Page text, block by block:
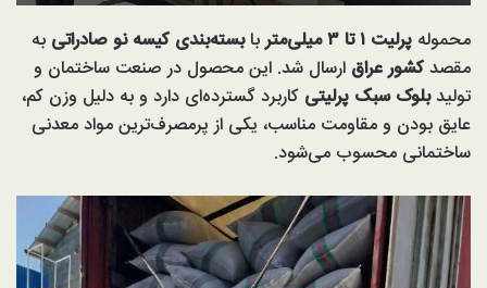
محموله پرلیت ۱ تا ۳ میلی‌متر بابسته‌بندی کیسه نو صادراتی به
مقصدکشور عراق ارسال شد. این محصول در صنعت ساختمان و
تولیدبلوک سبک پرلیتی کاربرد گسترده‌ای دارد و به دلیل وزن کم،
عایق بودن و مقاومت مناسب، یکی از پرمصرف‌ترین مواد معدنی
ساختمانی محسوب می‌شود.